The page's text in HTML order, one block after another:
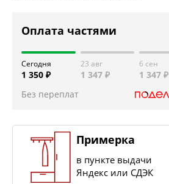
Оплата частями
Сегодня
1 350 ₽
23 авг
1 347 ₽
6 сен
1 347 ₽
Без переплат
Примерка
в пункте выдачи
Яндекс или СДЭК